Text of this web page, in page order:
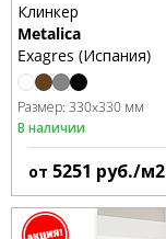
Клинкер
Metalica
Exagres (Испания)
Размер: 330x330 мм
В наличии
от 5251 руб./м2